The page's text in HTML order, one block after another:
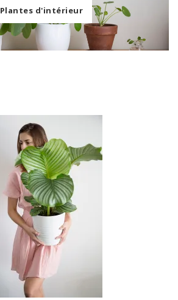
Plantes d'intérieur